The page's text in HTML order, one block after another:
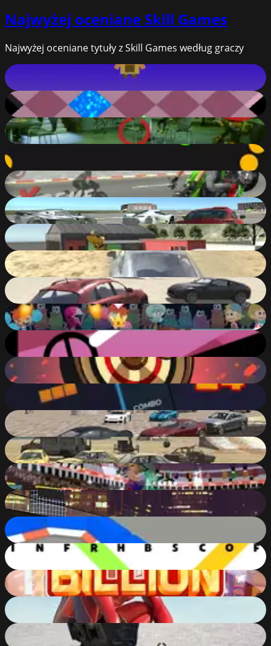
Najwyżej oceniane Skill Games
Najwyżej oceniane tytuły z Skill Games według graczy
Flap Up
100
Epic Roll
100%
Robot Bar Spot the differences
95%
Bobble Shooter
94
Xtreme Motorbikes
93
%
Next Drive
93%
Evo-F2
92%
Derby Crash 2
92%
Derby Crash
92
Nick Basketball Stars 3
92%
Cerkio
92
%
Arrow Hit
92%
Tetris 24
92
SplatPed 2
91%
Scrap Metal 5
91%
Basketball.io
91%
Crash Day Demolition - Dubai Arena
91%
Smash Karts
91%
X2 2048
91
Billion Marble
91
%
Amazing Strange Rope Police - Vice Spider Vegas
90
Combat Online
90